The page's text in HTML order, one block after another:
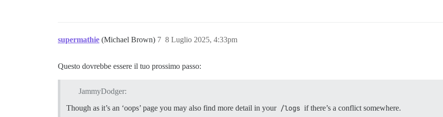
supermathie (Michael Brown) 8 Luglio 2025, 4:33pm
7
Questo dovrebbe essere il tuo prossimo passo:
JammyDodger:
Though as it’s an ‘oops’ page you may also find more detail in your /logs if there’s a conflict somewhere.